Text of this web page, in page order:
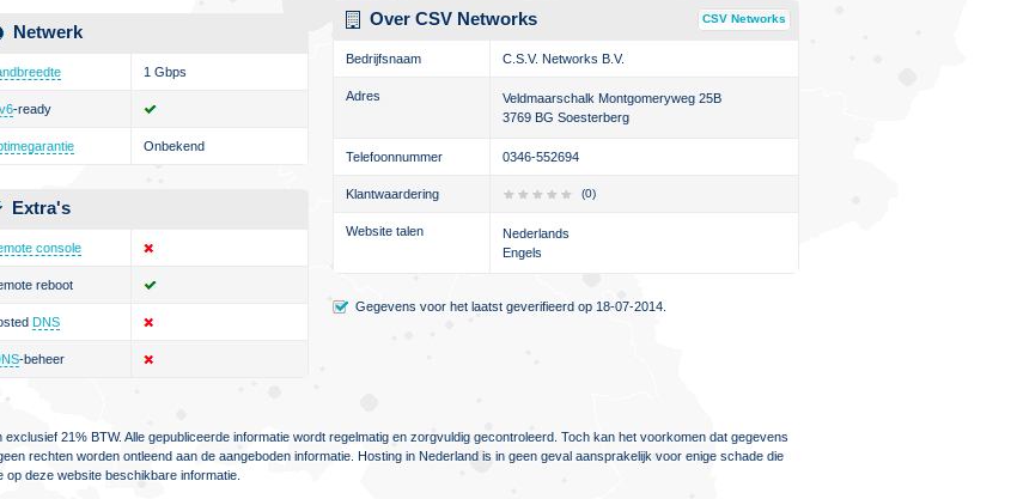
Netwerk
1 Gbps
-ready
Onbekend
Extra's
console
reboot
DNS
-beheer
Over CSV Networks CSV Networks
Bedrijfsnaam C.S.V. Networks B.V.
Adres
Veldmaarschalk Montgomeryweg 25B
3769 BG Soesterberg
Telefoonnummer 0346-552694
Klantwaardering (0)
Website talen
Nederlands
Engels
Gegevens voor het laatst geverifieerd op 18-07-2014.
21% BTW. Alle gepubliceerde informatie wordt regelmatig en zorgvuldig gecontroleerd. Toch kan het voorkomen dat gegevens
rechten worden ontleend aan de aangeboden informatie. Hosting in Nederland is in geen geval aansprakelijk voor enige schade die
deze website beschikbare informatie.